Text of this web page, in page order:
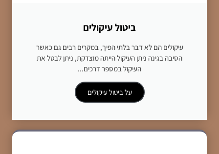
ביטול עיקולים
עיקולים הם לא דבר בלתי הפיך, במקרים רבים גם כאשר
הסיבה בגינה ניתן העיקול הייתה מוצדקת, ניתן לבטל את
העיקול במספר דרכים...
על ביטול עיקולים